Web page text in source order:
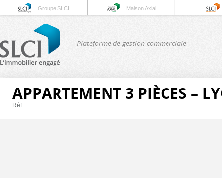
Groupe SLCI Maison Axial
Plateforme de gestion commerciale
APPARTEMENT 3 PIÈCES –
Réf.